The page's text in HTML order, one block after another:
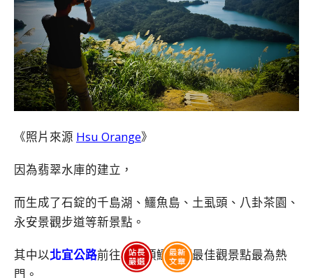
《照片來源 Hsu Orange》
因為翡翠水庫的建立，
而生成了石錠的千島湖、鱷魚島、土虱頭、八卦茶園、
永安景觀步道等新景點。
其中以北宜公路前往小格頭鱷魚頭最佳觀景點最為熱
門。